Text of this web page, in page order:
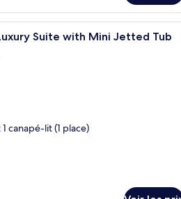
Une piscine à l’eau d’un
Suite with Mini Jetted Tub
canapé-lit (1 place)